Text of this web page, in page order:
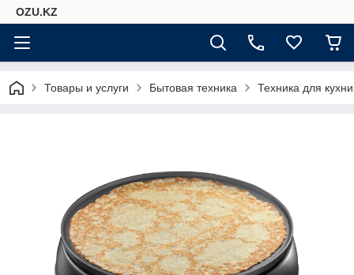
OZU.KZ
Товары и услуги Бытовая техника Техника для кухни